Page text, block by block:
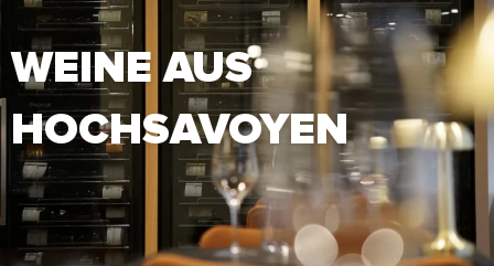
WEINE AUS
HOCHSAVOYEN